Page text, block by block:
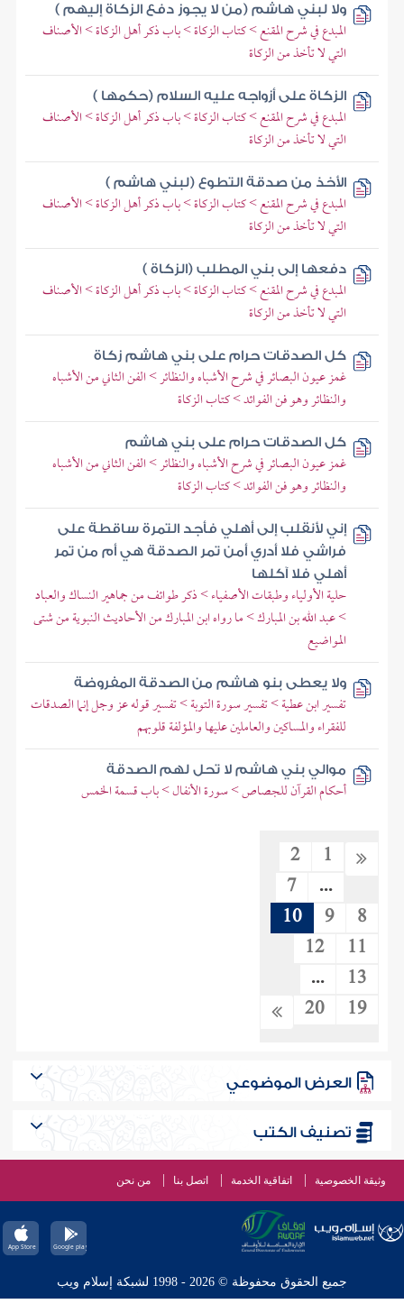
ولا لبني هاشم (من لا يجوز دفع الزكاة إليهم )
المبدع في شرح المقنع > كتاب الزكاة > باب ذكر أهل الزكاة > الأصناف
التي لا تأخذ من الزكاة
الزكاة على أزواجه عليه السلام (حكمها )
المبدع في شرح المقنع > كتاب الزكاة > باب ذكر أهل الزكاة > الأصناف
التي لا تأخذ من الزكاة
الأخذ من صدقة التطوع (لبني هاشم )
المبدع في شرح المقنع > كتاب الزكاة > باب ذكر أهل الزكاة > الأصناف
التي لا تأخذ من الزكاة
دفعها إلى بني المطلب (الزكاة )
المبدع في شرح المقنع > كتاب الزكاة > باب ذكر أهل الزكاة > الأصناف
التي لا تأخذ من الزكاة
كل الصدقات حرام على بني هاشم زكاة
غمز عيون البصائر في شرح الأشباه والنظائر > الفن الثاني من الأشباه
والنظائر وهو فن الفوائد > كتاب الزكاة
كل الصدقات حرام على بني هاشم
غمز عيون البصائر في شرح الأشباه والنظائر > الفن الثاني من الأشباه
والنظائر وهو فن الفوائد > كتاب الزكاة
إني لأنقلب إلى أهلي فأجد التمرة ساقطة على
فراشي فلا أدري أمن تمر الصدقة هي أم من تمر
أهلي فلا آكلها
حلية الأولياء وطبقات الأصفياء > ذكر طوائف من جماهير النساك والعباد
> عبد الله بن المبارك > ما رواه ابن المبارك من الأحاديث النبوية من شتى
المواضيع
ولا يعطى بنو هاشم من الصدقة المفروضة
تفسير ابن عطية > تفسير سورة التوبة > تفسير قوله عز وجل إنما الصدقات
للفقراء والمساكين والعاملين عليها والمؤلفة قلوبهم
موالي بني هاشم لا تحل لهم الصدقة
أحكام القرآن للجصاص > سورة الأنفال > باب قسمة الخمس
1
2
...
7
8
9
10
11
12
13
...
19
20
العرض الموضوعي
تصنيف الكتب
وثيقة الخصوصية اتفاقية الخدمة اتصل بنا من نحن
جميع الحقوق محفوظة © 2026 - 1998 لشبكة إسلام ويب